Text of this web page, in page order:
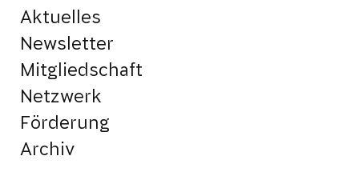
Aktuelles
Newsletter
Mitgliedschaft
Netzwerk
Förderung
Archiv